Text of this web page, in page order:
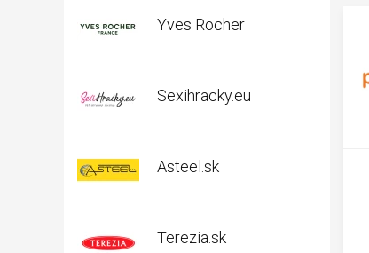
Yves Rocher
Sexihracky.eu
Asteel.sk
Terezia.sk